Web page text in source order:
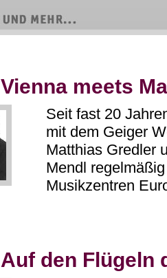
Vienna meets
Seit fast 20
mit dem Geiger
Matthias Gredler
Mendl
Musikzentren
Auf den Flügeln